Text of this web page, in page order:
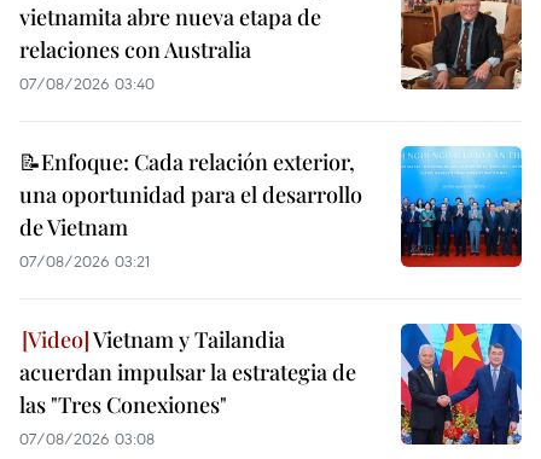
vietnamita abre nueva etapa de
relaciones con Australia
07/08/2026 03:40
📝Enfoque: Cada relación exterior,
una oportunidad para el desarrollo
de Vietnam
07/08/2026 03:21
Vietnam y Tailandia
acuerdan impulsar la estrategia de
las "Tres Conexiones"
07/08/2026 03:08